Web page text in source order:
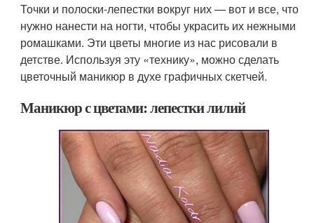
Точки и полоски-лепестки вокруг них — вот и все, что
нужно нанести на ногти, чтобы украсить их нежными
ромашками. Эти цветы многие из нас рисовали в
детстве. Используя эту «технику», можно сделать
цветочный маникюр в духе графичных скетчей.
Маникюр с цветами: лепестки лилий